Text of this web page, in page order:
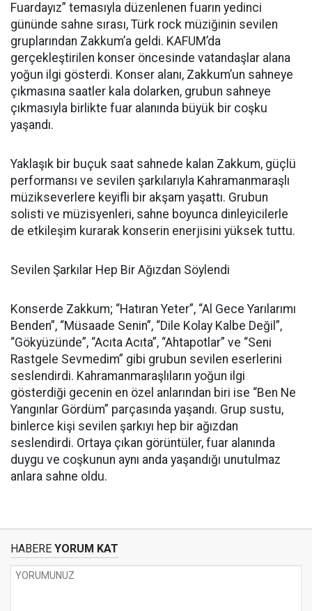
Fuardayız” temasıyla düzenlenen fuarın yedinci
gününde sahne sırası, Türk rock müziğinin sevilen
gruplarından Zakkum’a geldi. KAFUM’da
gerçekleştirilen konser öncesinde vatandaşlar alana
yoğun ilgi gösterdi. Konser alanı, Zakkum’un sahneye
çıkmasına saatler kala dolarken, grubun sahneye
çıkmasıyla birlikte fuar alanında büyük bir coşku
yaşandı.
Yaklaşık bir buçuk saat sahnede kalan Zakkum, güçlü
performansı ve sevilen şarkılarıyla Kahramanmaraşlı
müzikseverlere keyifli bir akşam yaşattı. Grubun
solisti ve müzisyenleri, sahne boyunca dinleyicilerle
de etkileşim kurarak konserin enerjisini yüksek tuttu.
Sevilen Şarkılar Hep Bir Ağızdan Söylendi
Konserde Zakkum; “Hatıran Yeter”, “Al Gece Yarılarımı
Benden”, “Müsaade Senin”, “Dile Kolay Kalbe Değil”,
“Gökyüzünde”, “Acıta Acıta”, “Ahtapotlar” ve “Seni
Rastgele Sevmedim” gibi grubun sevilen eserlerini
seslendirdi. Kahramanmaraşlıların yoğun ilgi
gösterdiği gecenin en özel anlarından biri ise “Ben Ne
Yangınlar Gördüm” parçasında yaşandı. Grup sustu,
binlerce kişi sevilen şarkıyı hep bir ağızdan
seslendirdi. Ortaya çıkan görüntüler, fuar alanında
duygu ve coşkunun aynı anda yaşandığı unutulmaz
anlara sahne oldu.
HABERE YORUM KAT